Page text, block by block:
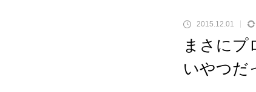
2015.12.01
まさにプ
いやつだ